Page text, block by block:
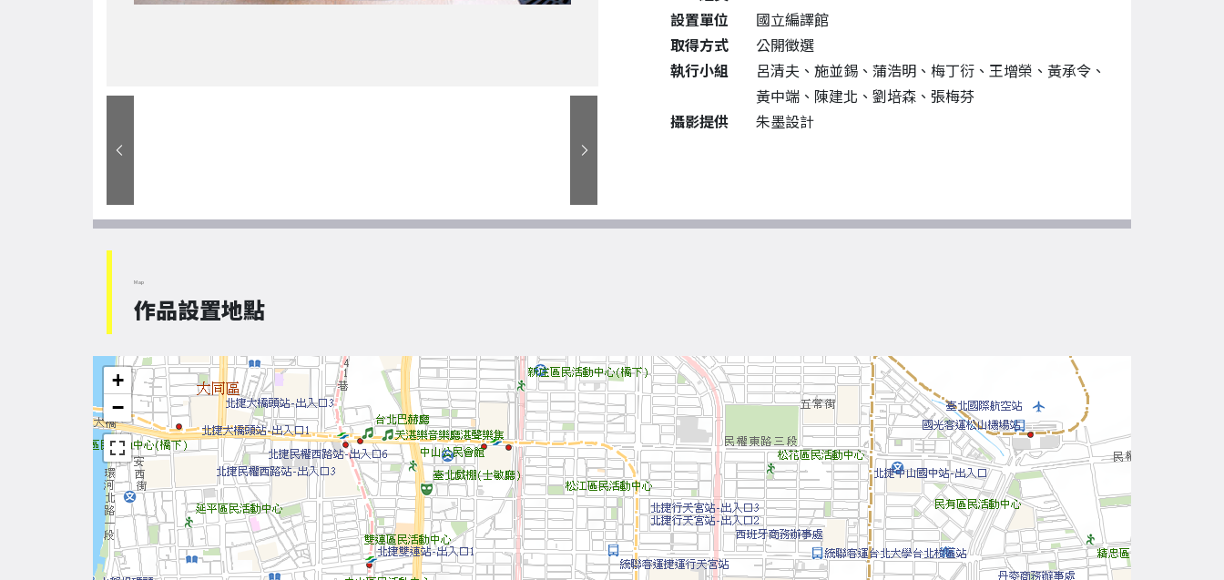
設置單位
國立編譯館
取得方式
公開徵選
執行小組
呂清夫、施並錫、蒲浩明、梅丁衍、王增榮、黃承令、
黃中端、陳建北、劉培森、張梅芬
攝影提供
朱墨設計
Map
作品設置地點
+
−